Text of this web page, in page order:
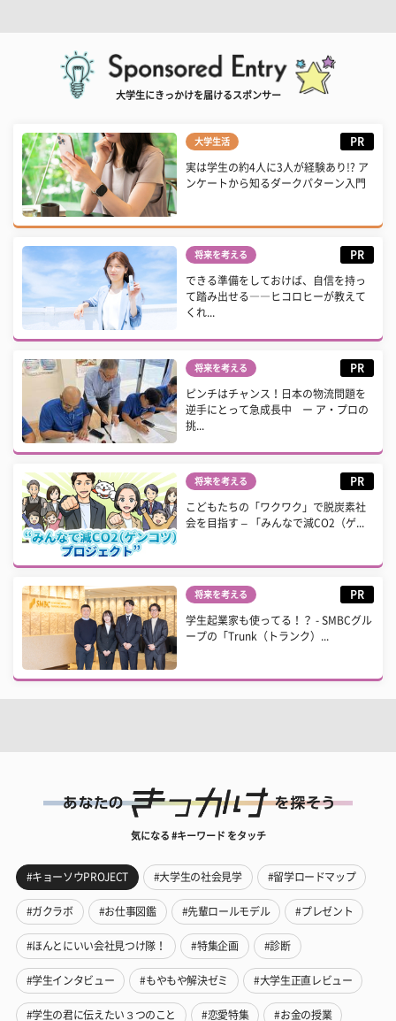
大学生にきっかけを届けるスポンサー
大学生活 PR
実は学生の約4人に3人が経験あり!? ア
ンケートから知るダークパターン入門
将来を考える PR
できる準備をしておけば、自信を持っ
て踏み出せる――ヒコロヒーが教えて
くれ...
将来を考える PR
ピンチはチャンス！日本の物流問題を
逆手にとって急成長中 ー ア・プロの
挑...
将来を考える PR
こどもたちの「ワクワク」で脱炭素社
会を目指す – 「みんなで減CO2（ゲ...
将来を考える PR
学生起業家も使ってる！？ - SMBCグル
ープの「Trunk（トランク）...
気になる #キーワード をタッチ
#キョーソウPROJECT #大学生の社会見学 #留学ロードマップ
#ガクラボ #お仕事図鑑 #先輩ロールモデル #プレゼント
#ほんとにいい会社見つけ隊！ #特集企画 #診断
#学生インタビュー #もやもや解決ゼミ #大学生正直レビュー
#学生の君に伝えたい３つのこと #恋愛特集 #お金の授業